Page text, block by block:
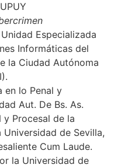
Especializada
Informáticas del
la Ciudad Autónoma
en lo Penal y
Aut. De Bs. As.
y Procesal de la
de Sevilla,
Cum Laude.
la Universidad de